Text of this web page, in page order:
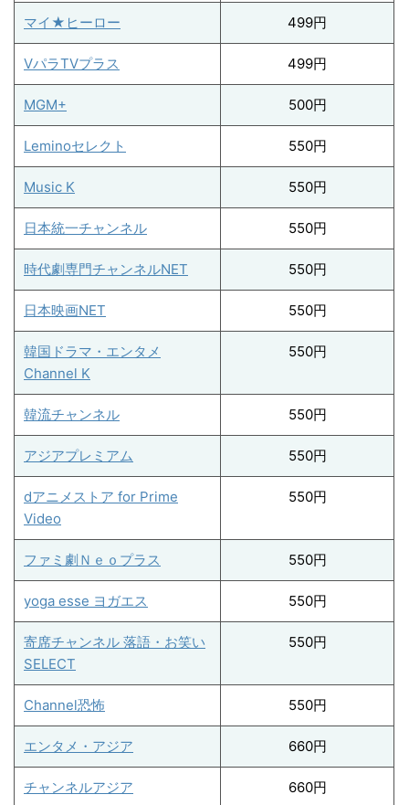
マイ★ヒーロー 499円
VパラTVプラス 499円
MGM+ 500円
Leminoセレクト 550円
Music K 550円
日本統一チャンネル 550円
時代劇専門チャンネルNET 550円
日本映画NET 550円
韓国ドラマ・エンタメ
Channel K
550円
韓流チャンネル 550円
アジアプレミアム 550円
dアニメストア for Prime
Video
550円
ファミ劇Ｎｅｏプラス 550円
yoga esse ヨガエス 550円
寄席チャンネル 落語・お笑い
SELECT
550円
Channel恐怖 550円
エンタメ・アジア 660円
チャンネルアジア 660円